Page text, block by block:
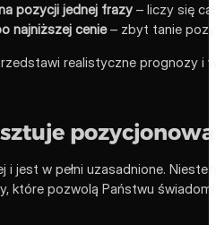
pozycji jednej frazy – liczy się
najniższej cenie– zbyt tanie
realistyczne prognozy i
i jest w pełni uzasadnione.
które pozwolą Państwu